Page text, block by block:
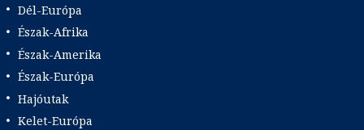
Dél-Európa
Észak-Afrika
Észak-Amerika
Észak-Európa
Hajóutak
Kelet-Európa